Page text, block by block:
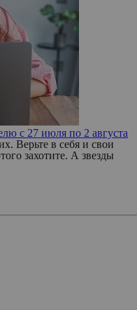
с 27 июля по 2 августа
Верьте в себя и свои
захотите. А звезды